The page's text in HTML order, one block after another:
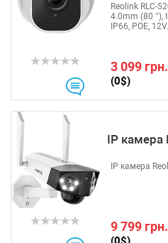
3 099 грн.
(0$)
Reolink RLC-
4.0mm (80 °),
IP66, POE,
IP камера
9 799 грн.
IP камера